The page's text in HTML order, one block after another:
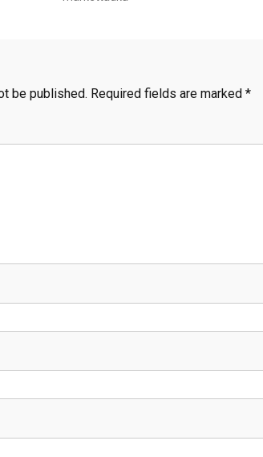
be published. Required fields are marked *